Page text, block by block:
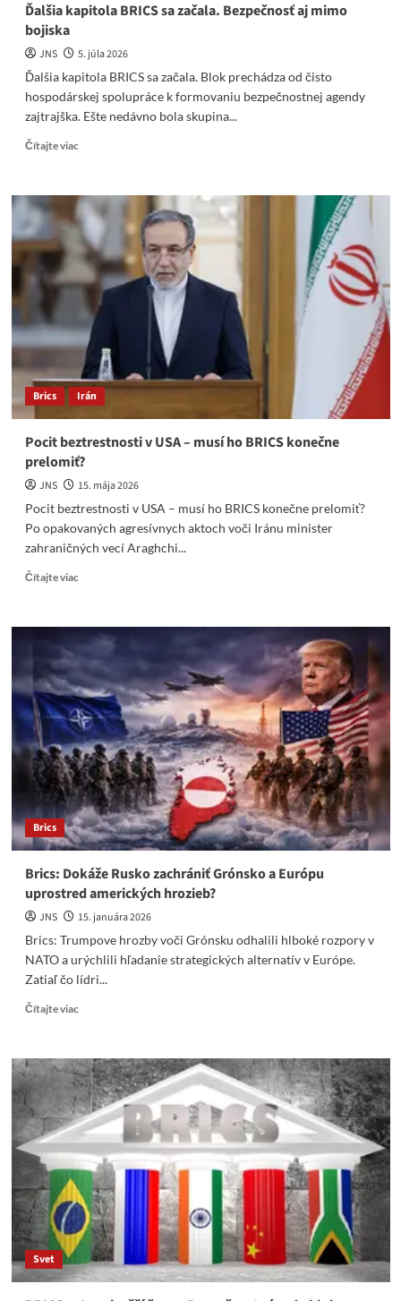
Ďalšia kapitola BRICS sa začala. Bezpečnosť aj mimo
bojiska
JNS
5. júla 2026
Ďalšia kapitola BRICS sa začala. Blok prechádza od čisto
hospodárskej spolupráce k formovaniu bezpečnostnej agendy
zajtrajška. Ešte nedávno bola skupina...
Čítajte viacRead
Ďalšia
kapitola
BRICS
sa
začala.
Bezpečnosť
mimo
bojiska
Brics Irán
Pocit beztrestnosti v USA – musí ho BRICS konečne
prelomiť?
JNS
15. mája 2026
Pocit beztrestnosti v USA – musí ho BRICS konečne prelomiť?
Po opakovaných agresívnych aktoch voči Iránu minister
zahraničných vecí Araghchi...
Čítajte viacRead
Pocit
beztrestnosti
v
USA
–
musí
ho
BRICS
konečne
prelomiť?
Brics
Brics: Dokáže Rusko zachrániť Grónsko a Európu
uprostred amerických hrozieb?
JNS
15. januára 2026
Brics: Trumpove hrozby voči Grónsku odhalili hlboké rozpory v
NATO a urýchlili hľadanie strategických alternatív v Európe.
Zatiaľ čo lídri...
Čítajte viacRead
Brics:
Dokáže
Rusko
zachrániť
Grónsko
a
Európu
uprostred
amerických
hrozieb?
Svet